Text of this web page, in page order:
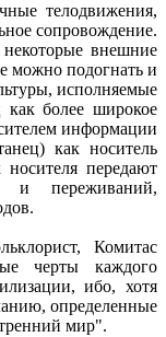
телодвижения,
сопровождение.
внешние
можно подогнать и
исполняемые
как более широкое
информации
как носитель
передают
и переживаний,
Комитас
черты каждого
ибо, хотя
определенные
мир".